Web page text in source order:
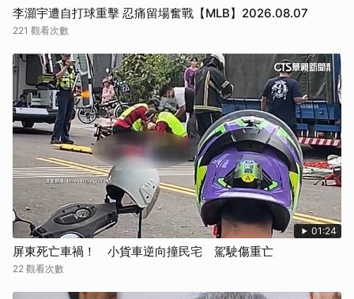
李灝宇遭自打球重擊 忍痛留場奮戰【MLB】2026.08.07
221 觀看次數
01:24
屏東死亡車禍！ 小貨車逆向撞民宅 駕駛傷重亡
22 觀看次數